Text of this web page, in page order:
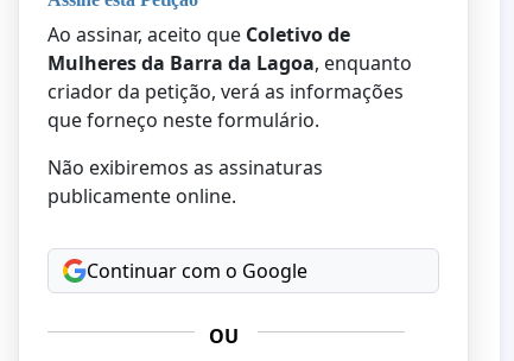
Ao assinar, aceito que Coletivo de
Mulheres da Barra da Lagoa, enquanto
criador da petição, verá as informações
que forneço neste formulário.
Não exibiremos as assinaturas
publicamente online.
Continuar com o Google
OU